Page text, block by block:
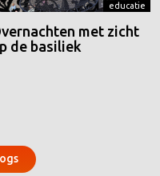
educatie
met zicht
de basiliek